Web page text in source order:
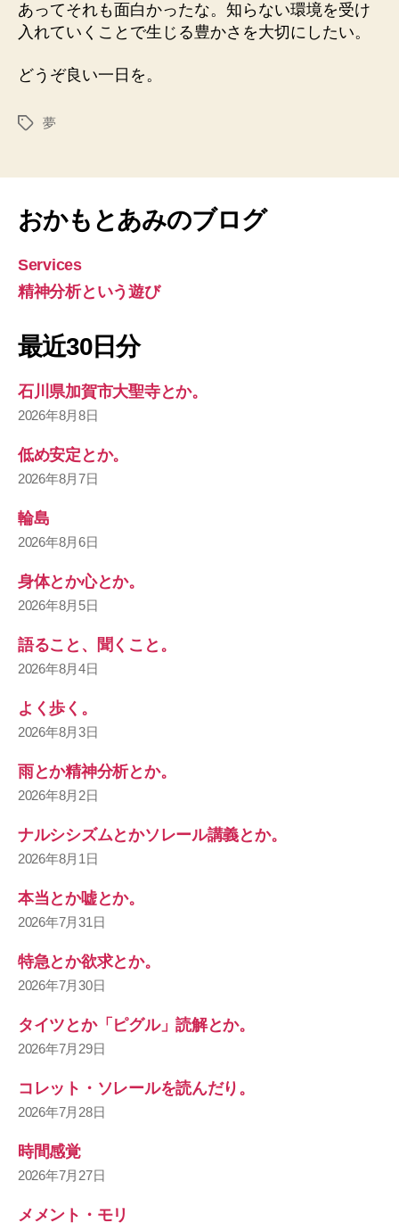
あってそれも面白かったな。知らない環境を受け
入れていくことで生じる豊かさを大切にしたい。
どうぞ良い一日を。
タ
夢
おかもとあみのブログ
Services
精神分析という遊び
最近30日分
石川県加賀市大聖寺とか。
2026年8月8日
低め安定とか。
2026年8月7日
輪島
2026年8月6日
身体とか心とか。
2026年8月5日
語ること、聞くこと。
2026年8月4日
よく歩く。
2026年8月3日
雨とか精神分析とか。
2026年8月2日
ナルシシズムとかソレール講義とか。
2026年8月1日
本当とか嘘とか。
2026年7月31日
特急とか欲求とか。
2026年7月30日
タイツとか「ピグル」読解とか。
2026年7月29日
コレット・ソレールを読んだり。
2026年7月28日
時間感覚
2026年7月27日
メメント・モリ